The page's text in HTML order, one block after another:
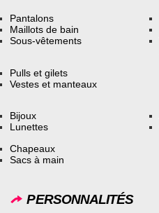
Pantalons
Maillots de bain
Sous-vêtements
Pulls et gilets
Vestes et manteaux
Bijoux
Lunettes
Chapeaux
Sacs à main
PERSONNALITÉS